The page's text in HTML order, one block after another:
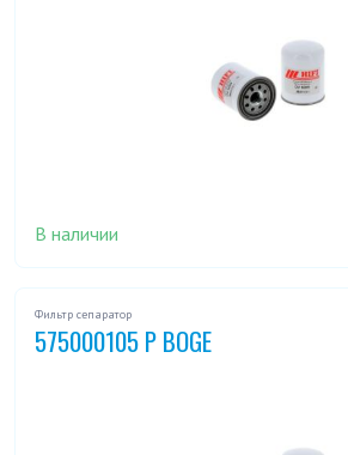
В наличии
Фильтр сепаратор
575000105 P BOGE